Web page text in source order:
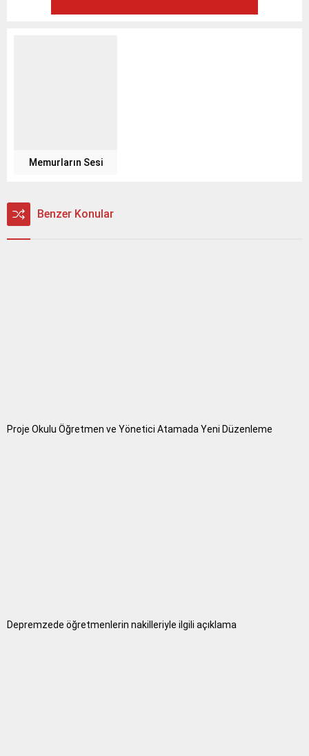
Memurların Sesi
Benzer Konular
Proje Okulu Öğretmen ve Yönetici Atamada Yeni Düzenleme
Depremzede öğretmenlerin nakilleriyle ilgili açıklama